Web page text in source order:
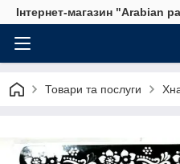
Інтернет-магазин "Arabian
Товари та послуги